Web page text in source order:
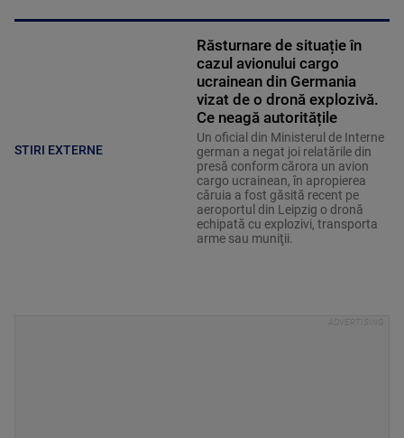
STIRI EXTERNE
Răsturnare de situație în
cazul avionului cargo
ucrainean din Germania
vizat de o dronă explozivă.
Ce neagă autoritățile
Un oficial din Ministerul de Interne
german a negat joi relatările din
presă conform cărora un avion
cargo ucrainean, în apropierea
căruia a fost găsită recent pe
aeroportul din Leipzig o dronă
echipată cu explozivi, transporta
arme sau muniţii.